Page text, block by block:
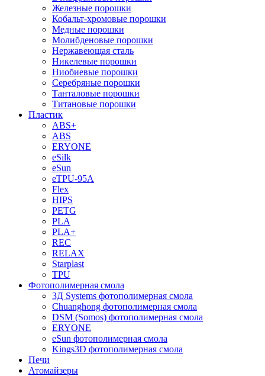
Железные порошки
Кобальт-хромовые порошки
Медные порошки
Молибденовые порошки
Нержавеющая сталь
Никелевые порошки
Ниобиевые порошки
Серебряные порошки
Танталовые порошки
Титановые порошки
Пластик
ABS+
ABS
ERYONE
eSilk
eSun
eTPU-95A
Flex
HIPS
PETG
PLA
PLA+
REC
RELAX
Starplast
TPU
Фотополимерная смола
3Д Systems фотополимерная смола
Chuanghong фотополимерная смола
DSM (Somos) фотополимерная смола
ERYONE
eSun фотополимерная смола
Kings3D фотополимерная смола
Печи
Атомайзеры